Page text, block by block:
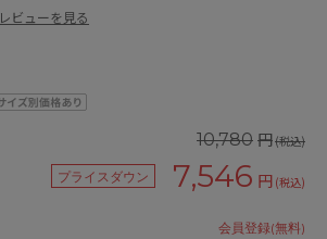
レビューを見る
10,780 円(税込)
プライスダウン 7,546 円 (税込)
会員登録(無料)